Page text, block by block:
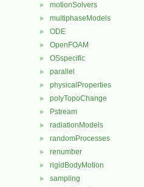
► motionSolvers
► multiphaseModels
► ODE
► OpenFOAM
► OSspecific
► parallel
► physicalProperties
► polyTopoChange
► Pstream
► radiationModels
► randomProcesses
► renumber
► rigidBodyMotion
► sampling